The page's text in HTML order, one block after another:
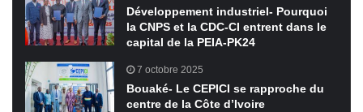
Développement industriel- Pourquoi
la CNPS et la CDC-CI entrent dans le
capital de la PEIA-PK24
7 octobre 2025
Bouaké- Le CEPICI se rapproche du
centre de la Côte d’Ivoire